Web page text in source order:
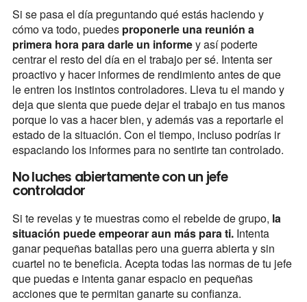
Si se pasa el día preguntando qué estás haciendo y
cómo va todo, puedes proponerle una reunión a
primera hora para darle un informey así poderte
centrar el resto del día en el trabajo per sé. Intenta ser
proactivo y hacer informes de rendimiento antes de que
le entren los instintos controladores. Lleva tu el mando y
deja que sienta que puede dejar el trabajo en tus manos
porque lo vas a hacer bien, y además vas a reportarle el
estado de la situación. Con el tiempo, incluso podrías ir
espaciando los informes para no sentirte tan controlado.
No luches abiertamente con un jefe
controlador
Si te revelas y te muestras como el rebelde de grupo, la
situación puede empeorar aun más para ti.Intenta
ganar pequeñas batallas pero una guerra abierta y sin
cuartel no te beneficia. Acepta todas las normas de tu jefe
que puedas e intenta ganar espacio en pequeñas
acciones que te permitan ganarte su confianza.